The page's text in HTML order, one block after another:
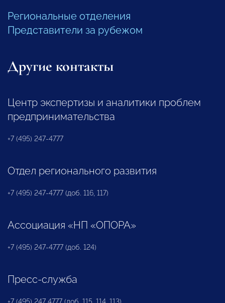
Региональные отделения
Представители за рубежом
Другие контакты
Центр экспертизы и аналитики проблем
предпринимательства
+7 (495) 247-4777
Отдел регионального развития
+7 (495) 247-4777 (доб. 116, 117)
Ассоциация «НП «ОПОРА»
+7 (495) 247-4777 (доб. 124)
Пресс-служба